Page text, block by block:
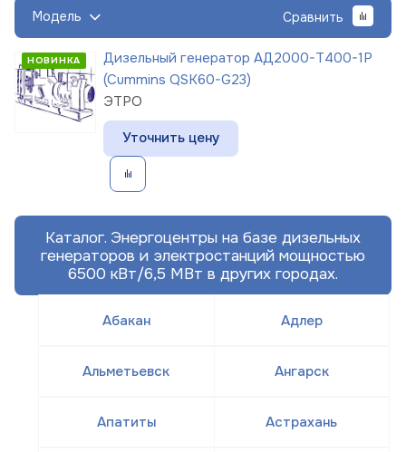
Модель Сравнить
НОВИНКА
Дизельный генератор АД2000-Т400-1Р
(Cummins QSK60-G23)
ЭТРО
Уточнить цену
Каталог. Энергоцентры на базе дизельных
генераторов и электростанций мощностью
6500 кВт/6,5 МВт в других городах.
Абакан Адлер
Альметьевск Ангарск
Апатиты Астрахань